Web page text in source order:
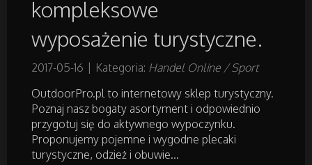
Ogród, Rośliny
Art. Spożywcze
Inne Sklepy
kompleksowe
wyposażenie turystyczne.
2017-05-16 Kategoria: Handel Online / Sport
OutdoorPro.pl to internetowy sklep turystyczny.
Poznaj nasz bogaty asortyment i odpowiednio
przygotuj się do aktywnego wypoczynku.
Proponujemy pojemne i wygodne plecaki
turystyczne, odzież i obuwie...